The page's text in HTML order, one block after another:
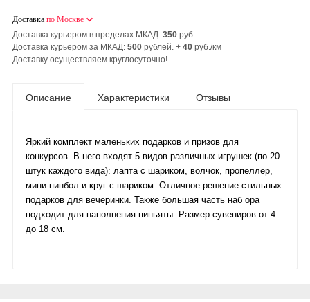
Доставка по Москве
Доставка курьером в пределах МКАД: 350 руб.
Доставка курьером за МКАД: 500 рублей. + 40 руб./км
Доставку осуществляем круглосуточно!
Описание Характеристики Отзывы
Яркий комплект маленьких подарков и призов для
конкурсов. В него входят 5 видов различных игрушек (по 20
штук каждого вида): лапта с шариком, волчок, пропеллер,
мини-пинбол и круг с шариком. Отличное решение стильных
подарков для вечеринки. Также большая часть наб ора
подходит для наполнения пиньяты. Размер сувениров от 4
до 18 см.